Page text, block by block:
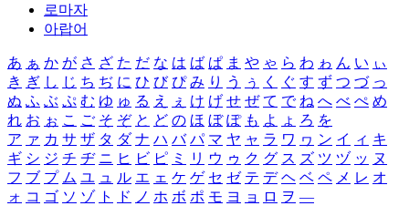
로마자
아랍어
あ ぁ か が さ ざ た だ な は ば ぱ ま や ゃ ら わ ゎ ん い ぃ
き ぎ し じ ち ぢ に ひ び ぴ み り う ぅ く ぐ す ず つ づ っ
ぬ ふ ぶ ぷ む ゆ ゅ る え ぇ け げ せ ぜ て で ね へ べ ぺ め
れ お ぉ こ ご そ ぞ と ど の ほ ぼ ぽ も よ ょ ろ を
ア ァ カ サ ザ タ ダ ナ ハ バ パ マ ヤ ャ ラ ワ ヮ ン イ ィ キ
ギ シ ジ チ ヂ ニ ヒ ビ ピ ミ リ ウ ゥ ク グ ス ズ ツ ヅ ッ ヌ
フ ブ プ ム ユ ュ ル エ ェ ケ ゲ セ ゼ テ デ ヘ ベ ペ メ レ オ
ォ コ ゴ ソ ゾ ト ド ノ ホ ボ ポ モ ヨ ョ ロ ヲ ―